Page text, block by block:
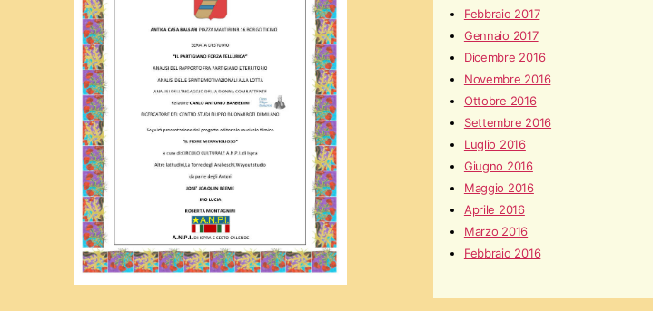
Febbraio 2017
Gennaio 2017
Dicembre 2016
Novembre 2016
Ottobre 2016
Settembre 2016
Luglio 2016
Giugno 2016
Maggio 2016
Aprile 2016
Marzo 2016
Febbraio 2016